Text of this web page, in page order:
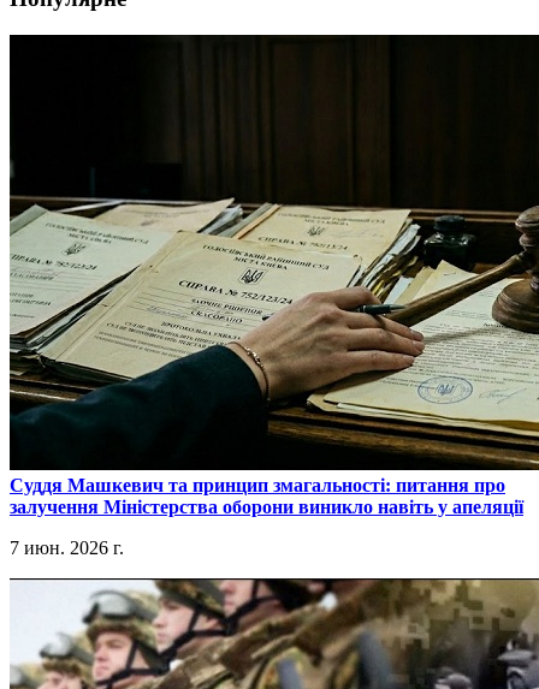
​Суддя Машкевич та принцип змагальності: питання про
залучення Міністерства оборони виникло навіть у апеляції
7 июн. 2026 г.